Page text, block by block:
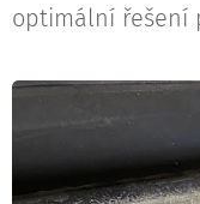
optimální řešení